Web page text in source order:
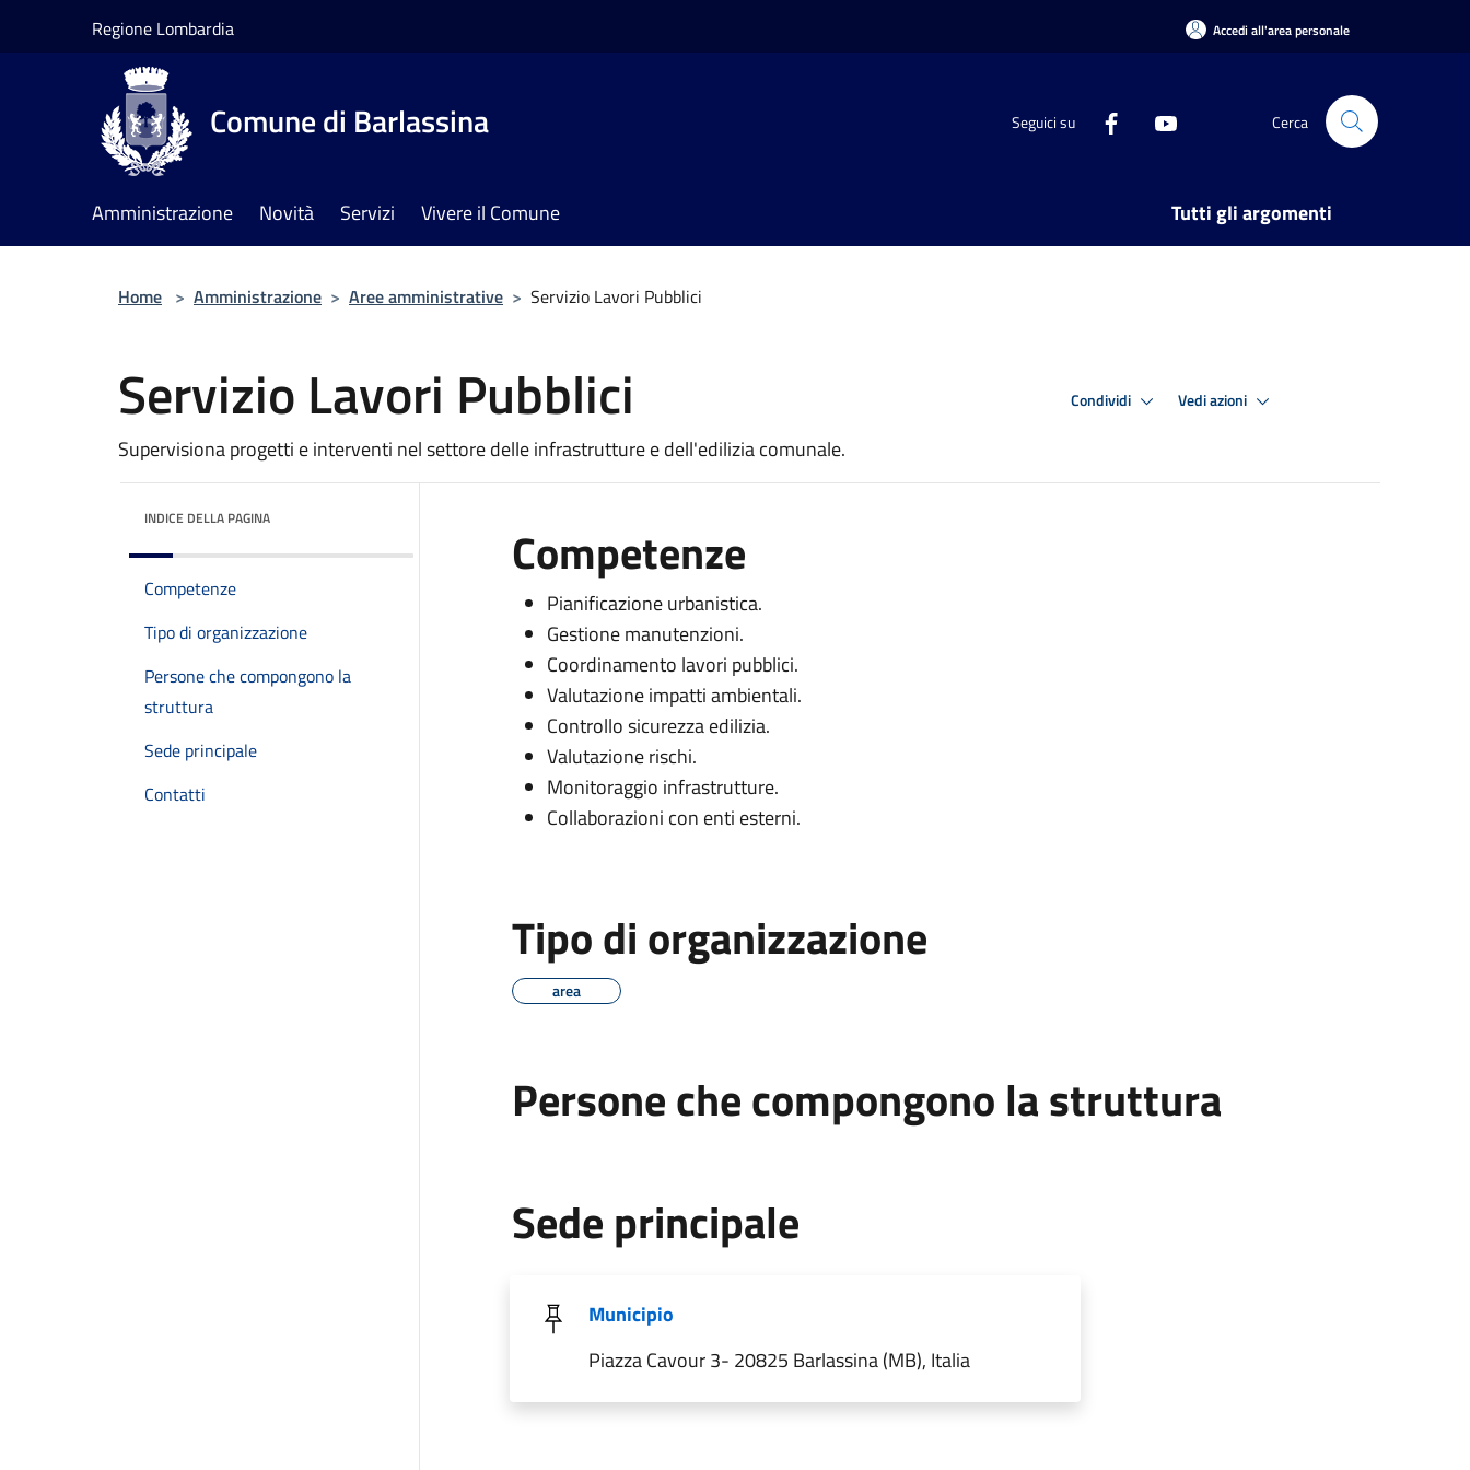
Regione Lombardia Accedi all'area personale
Comune di Barlassina Seguici su Cerca
Amministrazione Novità Servizi Vivere il Comune Tutti gli argomenti
Home > Amministrazione > Aree amministrative > Servizio Lavori Pubblici
Servizio Lavori Pubblici
Supervisiona progetti e interventi nel settore delle infrastrutture e dell'edilizia comunale.
Condividi Vedi azioni
INDICE DELLA PAGINA
Competenze
Tipo di organizzazione
Persone che compongono la
struttura
Sede principale
Contatti
Competenze
Pianificazione urbanistica.
Gestione manutenzioni.
Coordinamento lavori pubblici.
Valutazione impatti ambientali.
Controllo sicurezza edilizia.
Valutazione rischi.
Monitoraggio infrastrutture.
Collaborazioni con enti esterni.
Tipo di organizzazione
area
Persone che compongono la struttura
Sede principale
Municipio
Piazza Cavour 3- 20825 Barlassina (MB), Italia